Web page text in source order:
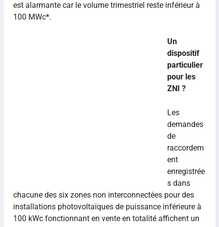
est alarmante car le volume trimestriel reste inférieur à
100 MWc*.
Un
dispositif
particulier
pour les
ZNI ?
Les
demandes
de
raccordem
ent
enregistrée
s dans
chacune des six zones non interconnectées pour des
installations photovoltaïques de puissance inférieure à
100 kWc fonctionnant en vente en totalité affichent un